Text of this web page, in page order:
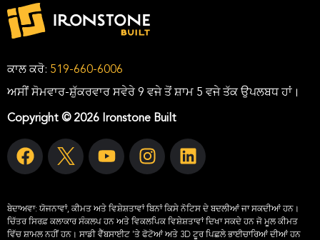
ਕਾਲ ਕਰੋ: 519-660-6006
ਅਸੀਂ ਸੋਮਵਾਰ-ਸ਼ੁੱਕਰਵਾਰ ਸਵੇਰੇ 9 ਵਜੇ ਤੋਂ ਸ਼ਾਮ 5 ਵਜੇ ਤੱਕ ਉਪਲਬਧ ਹਾਂ।
Copyright © 2026 Ironstone Built
ਬੇਦਾਅਵਾ: ਯੋਜਨਾਵਾਂ, ਕੀਮਤ ਅਤੇ ਵਿਸ਼ੇਸ਼ਤਾਵਾਂ ਬਿਨਾਂ ਕਿਸੇ ਨੋਟਿਸ ਦੇ ਬਦਲੀਆਂ ਜਾ ਸਕਦੀਆਂ ਹਨ।
ਚਿੱਤਰ ਸਿਰਫ਼ ਕਲਾਕਾਰ ਸੰਕਲਪ ਹਨ ਅਤੇ ਵਿਕਲਪਿਕ ਵਿਸ਼ੇਸ਼ਤਾਵਾਂ ਦਿਖਾ ਸਕਦੇ ਹਨ ਜੋ ਮੂਲ ਕੀਮਤ
ਵਿੱਚ ਸ਼ਾਮਲ ਨਹੀਂ ਹਨ। ਸਾਡੀ ਵੈੱਬਸਾਈਟ 'ਤੇ ਫੋਟੋਆਂ ਅਤੇ 3D ਟੂਰ ਪਿਛਲੇ ਭਾਈਚਾਰਿਆਂ ਦੀਆਂ ਹਨ